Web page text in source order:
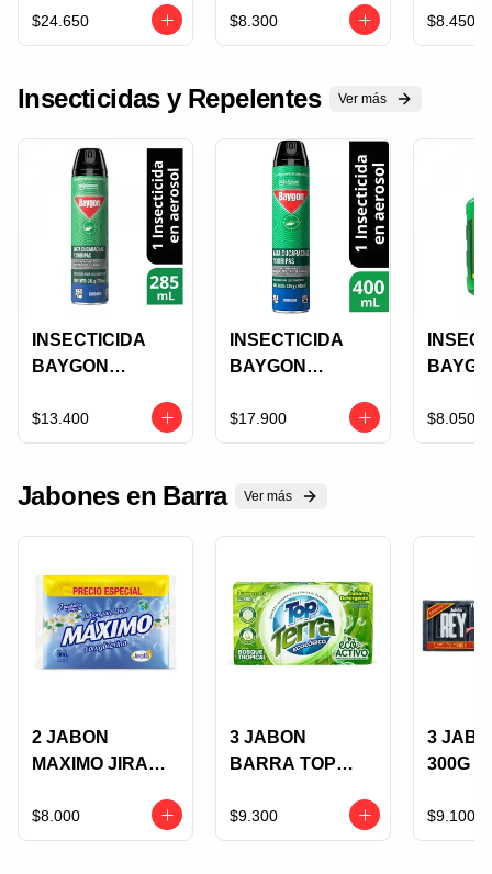
3000G
EUCALIPOTO+LI
$24.650
EUCALIPTO+LIM
ON 1000G
$8.300 $8.450
Insecticidas y Repelentes Ver más
INSECTICIDA
BAYGON
Y CHIRIPAS X
285 CM3
$13.400
INSECTICIDA
BAYGON
Y CHIRIPAS X
400 CM3
$17.900 $8.050
Jabones en Barra Ver más
2 JABON
MAXIMO JIRAFA
450G PRECIO
ESPECIAL
$8.000
3 JABON
BARRA TOP
BOSQUE
TROPICAL 230G
$9.300
3
300G
$9.100